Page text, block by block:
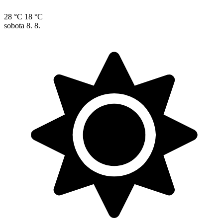
28 °C 18 °C
sobota 8. 8.